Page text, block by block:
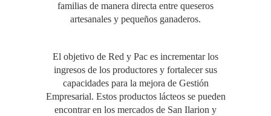
familias de manera directa entre queseros
artesanales y pequeños ganaderos.
El objetivo de Red y Pac es incrementar los
ingresos de los productores y fortalecer sus
capacidades para la mejora de Gestión
Empresarial. Estos productos lácteos se pueden
encontrar en los mercados de San Ilarion y